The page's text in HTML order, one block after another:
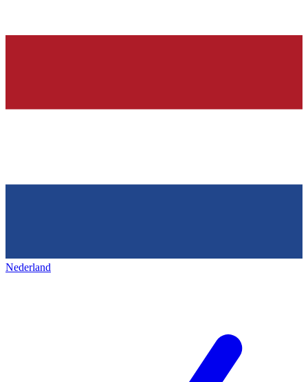
Nederland